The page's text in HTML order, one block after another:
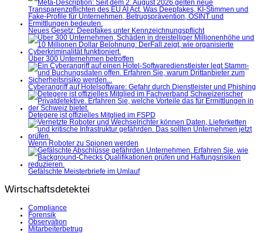
Neues Gesetz: Deepfakes unter Kennzeichnungspflicht
Über 300 Unternehmen betroffen
Cyberangriff auf Hotelsoftware: Gefahr durch Dienstleister und Phishing
Detegere ist offizielles Mitglied im FSPD
Wenn Roboter zu Spionen werden
Gefälschte Meisterbriefe im Umlauf
Wirtschaftsdetektei
Compliance
Forensik
Observation
Mitarbeiterbetrug